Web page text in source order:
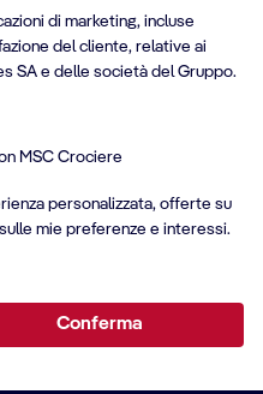
di marketing, incluse
del cliente, relative ai
SA e delle società del Gruppo.
MSC Crociere
personalizzata, offerte su
mie preferenze e interessi.
Conferma